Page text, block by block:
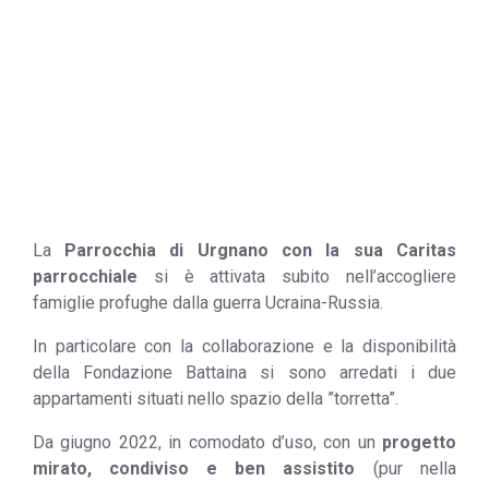
La Parrocchia di Urgnano con la sua Caritas
parrocchiale si è attivata subito nell’accogliere
famiglie profughe dalla guerra Ucraina-Russia.
In particolare con la collaborazione e la disponibilità
della Fondazione Battaina si sono arredati i due
appartamenti situati nello spazio della ”torretta”.
Da giugno 2022, in comodato d’uso, con un progetto
mirato, condiviso e ben assistito (pur nella